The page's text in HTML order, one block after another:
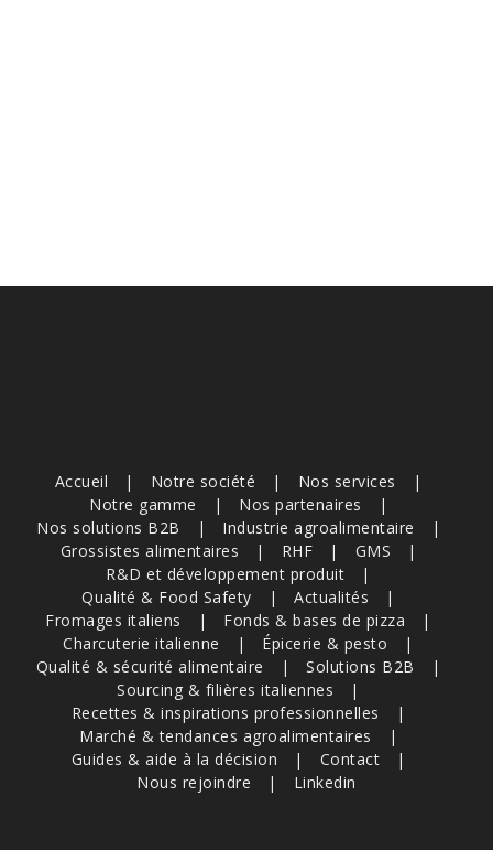
Accueil Notre société
Nos services
Notre gamme
Nos partenaires
Nos solutions B2B
Industrie agroalimentaire
Grossistes alimentaires
RHF
GMS
R&D et développement produit
Qualité & Food Safety
Actualités
Fromages italiens
Fonds & bases de pizza
Charcuterie italienne
Épicerie & pesto
Qualité & sécurité alimentaire
Solutions B2B
Sourcing & filières italiennes
Recettes & inspirations professionnelles
Marché & tendances agroalimentaires
Guides & aide à la décision
Contact
Nous rejoindre
Linkedin